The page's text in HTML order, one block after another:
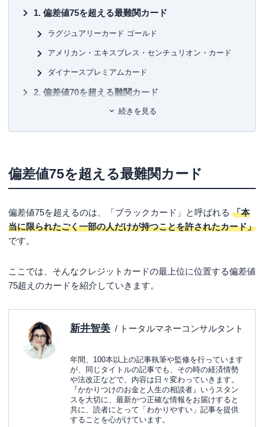
わるセミナー講師（企業向け・サークル、団体向け）を行
うと同時に金融メディアへの執筆および監修も行い、現在
年間200本以上の執筆および監修をこなしている。これまで
レイク： 融資とは？出資や投資との違いや種類についてわ
かりやすく解説
め！種類や方法、注意点を解説
偏差値75を超える最難関カード
ラグジュアリーカード ゴールド
アメリカン・エキスプレス・センチュリオン・カード
ダイナースプレミアムカード
偏差値70を超える難関カード
ラグジュアリーカード ブラック
アメリカン・エキスプレス・プラチナカード
JCB・ザ・クラス
偏差値65を超えるやや難関カード
ラグジュアリーカード チタン
アメリカン・エキスプレス®・ゴールド・プリファー
偏差値60前後の多少ステータスのあるカード
セゾンゴールド・アメリカン・エキスプレス®・カード
JCBゴールド
偏差値55前後の一般的なカード
三井住友カード
JALカード
ANAカード
続きを見る
偏差値75を超える最難関カード
偏差値75を超えるのは、「ブラックカード」と呼ばれる 「本
当に限られたごく一部の人だけが持つことを許されたカード」
です。
ここでは、そんなクレジットカードの最上位に位置する偏差値
75超えのカードを紹介していきます。
新井智美 / トータルマネーコンサルタント
年間、100本以上の記事執筆や監修を行っています
が、同じタイトルの記事でも、その時の経済情勢
や法改正などで、内容は日々変わっていきます。
『かかりつけのお金と人生の相談者』いうスタン
スを大切に、最新かつ正確な情報をお届けすると
共に、読者にとって「わかりやすい」記事を提供
することを心がけています。